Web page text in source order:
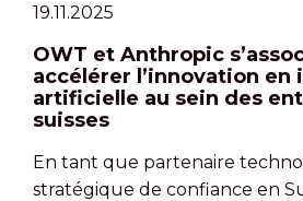
19.11.2025
OWT et Anthropic
accélérer l’innovation en
artificielle au sein des
suisses
En tant que partenaire
stratégique de confiance en